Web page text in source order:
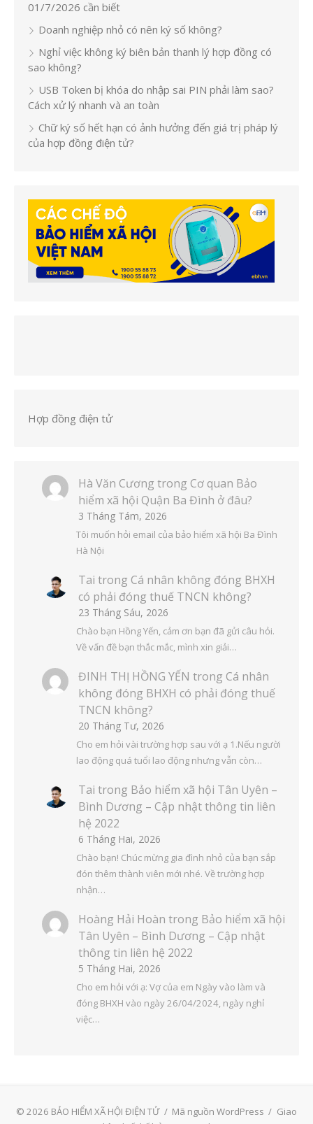
01/7/2026 cần biết
Doanh nghiệp nhỏ có nên ký số không?
Nghỉ việc không ký biên bản thanh lý hợp đồng có
sao không?
USB Token bị khóa do nhập sai PIN phải làm sao?
Cách xử lý nhanh và an toàn
Chữ ký số hết hạn có ảnh hưởng đến giá trị pháp lý
của hợp đồng điện tử?
Hợp đồng điện tử
Hà Văn Cương trong Cơ quan Bảo
hiểm xã hội Quận Ba Đình ở đâu?
3 Tháng Tám, 2026
Tôi muốn hỏi email của bảo hiểm xã hội Ba Đình
Hà Nội
Tai trong Cá nhân không đóng BHXH
có phải đóng thuế TNCN không?
23 Tháng Sáu, 2026
Chào bạn Hồng Yến, cảm ơn bạn đã gửi câu hỏi.
Về vấn đề bạn thắc mắc, mình xin giải…
ĐINH THỊ HỒNG YẾN trong Cá nhân
không đóng BHXH có phải đóng thuế
TNCN không?
20 Tháng Tư, 2026
Cho em hỏi vài trường hợp sau với ạ 1.Nếu người
lao động quá tuổi lao động nhưng vẫn còn…
Tai trong Bảo hiểm xã hội Tân Uyên –
Bình Dương – Cập nhật thông tin liên
hệ 2022
6 Tháng Hai, 2026
Chào bạn! Chúc mừng gia đình nhỏ của bạn sắp
đón thêm thành viên mới nhé. Về trường hợp
nhận…
Hoàng Hải Hoàn trong Bảo hiểm xã hội
Tân Uyên – Bình Dương – Cập nhật
thông tin liên hệ 2022
5 Tháng Hai, 2026
Cho em hỏi với ạ: Vợ của em Ngày vào làm và
đóng BHXH vào ngày 26/04/2024, ngày nghỉ
việc…
© 2026 BẢO HIỂM XÃ HỘI ĐIỆN TỬ / Mã nguồn WordPress / Giao